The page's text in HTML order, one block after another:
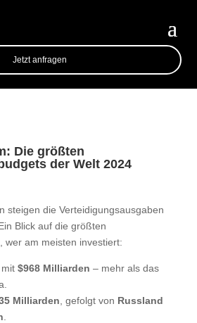
Jetzt anfragen
Die größten
der Welt 2024
steigen die Verteidigungsausgaben
Blick auf die größten
wer am meisten investiert:
$968 Milliarden – mehr als das
Milliarden , gefolgt von Russland